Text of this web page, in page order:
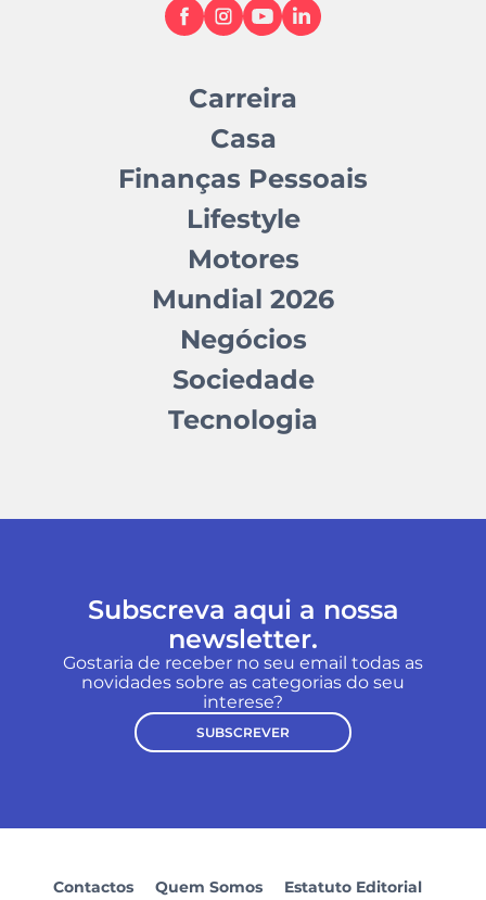
Carreira
Casa
Finanças Pessoais
Lifestyle
Motores
Mundial 2026
Negócios
Sociedade
Tecnologia
Subscreva aqui a nossa
newsletter.
Gostaria de receber no seu email todas as
novidades sobre as categorias do seu
interese?
SUBSCREVER
Contactos Quem Somos Estatuto Editorial